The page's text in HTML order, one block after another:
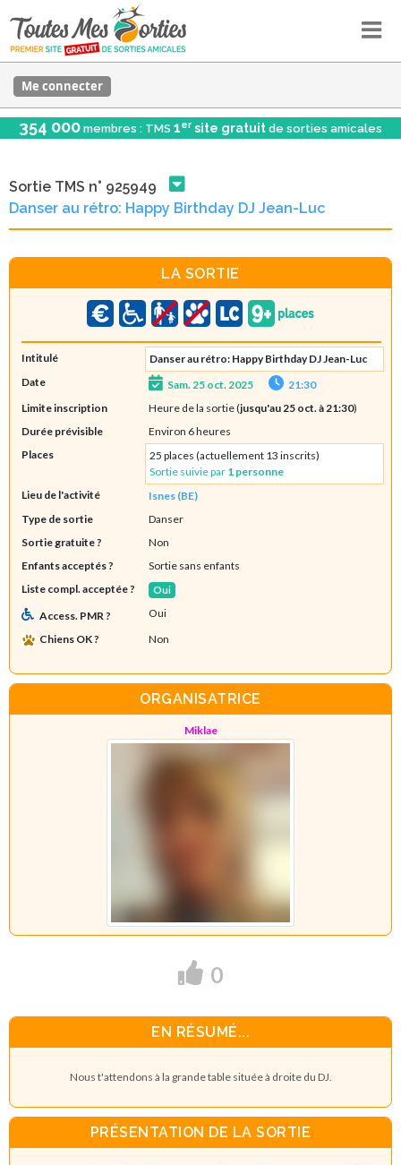
Me connecter
354 000 membres : TMS 1er site gratuit de sorties amicales
Sortie TMS n° 925949
Danser au rétro: Happy Birthday DJ Jean-Luc
LA SORTIE
Intitulé
Danser au rétro: Happy Birthday DJ Jean-Luc
Date
Sam. 25 oct. 2025
21:30
Limite inscription
Heure de la sortie (jusqu'au 25 oct. à 21:30)
Durée prévisible
Environ 6 heures
Places
25 places (actuellement 13 inscrits)
Sortie suivie par 1 personne
Lieu de l'activité
Isnes (BE)
Type de sortie
Danser
Sortie gratuite ?
Non
Enfants acceptés ?
Sortie sans enfants
Liste compl. acceptée ?
Oui
Access. PMR ?
Oui
Chiens OK ?
Non
ORGANISATRICE
Miklae
0
EN RÉSUMÉ...
Nous t'attendons à la grande table située à droite du DJ.
PRÉSENTATION DE LA SORTIE